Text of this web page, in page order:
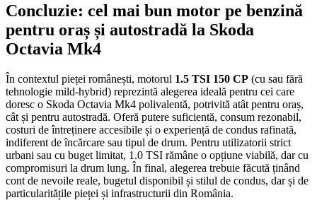
Concluzie: cel mai bun motor pe benzină
pentru oraș și autostradă la Skoda
Octavia Mk4
În contextul pieței românești, motorul 1.5 TSI 150 CP (cu sau fără
tehnologie mild-hybrid) reprezintă alegerea ideală pentru cei care
doresc o Skoda Octavia Mk4 polivalentă, potrivită atât pentru oraș,
cât și pentru autostradă. Oferă putere suficientă, consum rezonabil,
costuri de întreținere accesibile și o experiență de condus rafinată,
indiferent de încărcare sau tipul de drum. Pentru utilizatorii strict
urbani sau cu buget limitat, 1.0 TSI rămâne o opțiune viabilă, dar cu
compromisuri la drum lung. În final, alegerea trebuie făcută ținând
cont de nevoile reale, bugetul disponibil și stilul de condus, dar și de
particularitățile pieței și infrastructurii din România.